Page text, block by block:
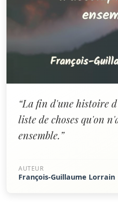
“La fin d'une histoire
liste de choses qu'on
ensemble.”
AUTEUR
François-Guillaume Lorrain